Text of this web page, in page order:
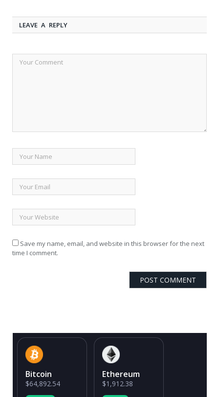
LEAVE A REPLY
Save my name, email, and website in this browser for the next
time I comment.
Bitcoin
$64,892.54
Ethereum
$1,912.38